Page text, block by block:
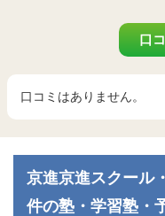
口
口コミはありません。
京進京進スクール
件の塾・学習塾・